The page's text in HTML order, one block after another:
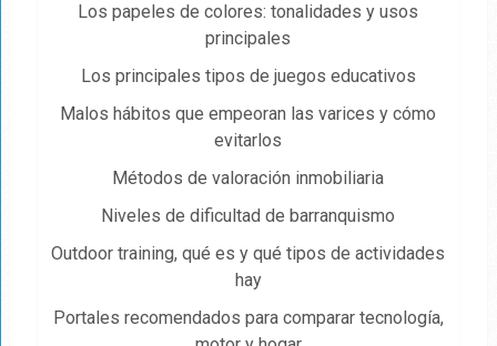
Los papeles de colores: tonalidades y usos
principales
Los principales tipos de juegos educativos
Malos hábitos que empeoran las varices y cómo
evitarlos
Métodos de valoración inmobiliaria
Niveles de dificultad de barranquismo
Outdoor training, qué es y qué tipos de actividades
hay
Portales recomendados para comparar tecnología,